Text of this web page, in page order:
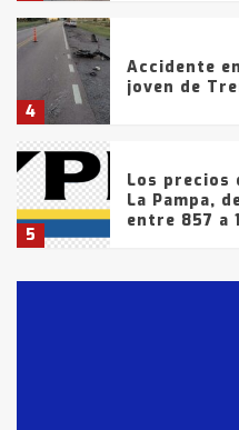
4
Accidente
joven de
5
Los precios
La Pampa,
entre 857 a